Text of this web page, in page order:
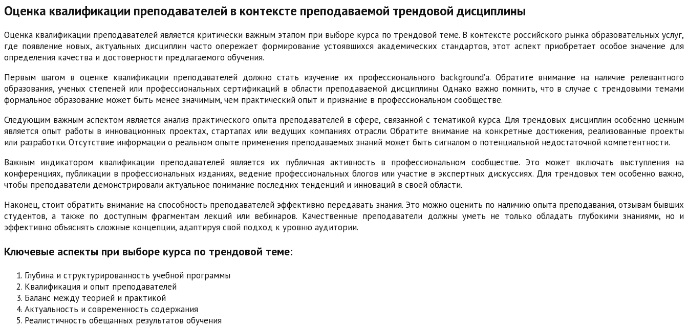
Оценка квалификации преподавателей в контексте преподаваемой трендовой дисциплины
Оценка квалификации преподавателей является критически важным этапом при выборе курса по трендовой теме. В контексте российского рынка образовательных услуг,
где появление новых, актуальных дисциплин часто опережает формирование устоявшихся академических стандартов, этот аспект приобретает особое значение для
определения качества и достоверности предлагаемого обучения.
Первым шагом в оценке квалификации преподавателей должно стать изучение их профессионального background’а. Обратите внимание на наличие релевантного
образования, ученых степеней или профессиональных сертификаций в области преподаваемой дисциплины. Однако важно помнить, что в случае с трендовыми темами
формальное образование может быть менее значимым, чем практический опыт и признание в профессиональном сообществе.
Следующим важным аспектом является анализ практического опыта преподавателей в сфере, связанной с тематикой курса. Для трендовых дисциплин особенно ценным
является опыт работы в инновационных проектах, стартапах или ведущих компаниях отрасли. Обратите внимание на конкретные достижения, реализованные проекты
или разработки. Отсутствие информации о реальном опыте применения преподаваемых знаний может быть сигналом о потенциальной недостаточной компетентности.
Важным индикатором квалификации преподавателей является их публичная активность в профессиональном сообществе. Это может включать выступления на
конференциях, публикации в профессиональных изданиях, ведение профессиональных блогов или участие в экспертных дискуссиях. Для трендовых тем особенно важно,
чтобы преподаватели демонстрировали актуальное понимание последних тенденций и инноваций в своей области.
Наконец, стоит обратить внимание на способность преподавателей эффективно передавать знания. Это можно оценить по наличию опыта преподавания, отзывам бывших
студентов, а также по доступным фрагментам лекций или вебинаров. Качественные преподаватели должны уметь не только обладать глубокими знаниями, но и
эффективно объяснять сложные концепции, адаптируя свой подход к уровню аудитории.
Ключевые аспекты при выборе курса по трендовой теме:
Глубина и структурированность учебной программы
Квалификация и опыт преподавателей
Баланс между теорией и практикой
Актуальность и современность содержания
Реалистичность обещанных результатов обучения